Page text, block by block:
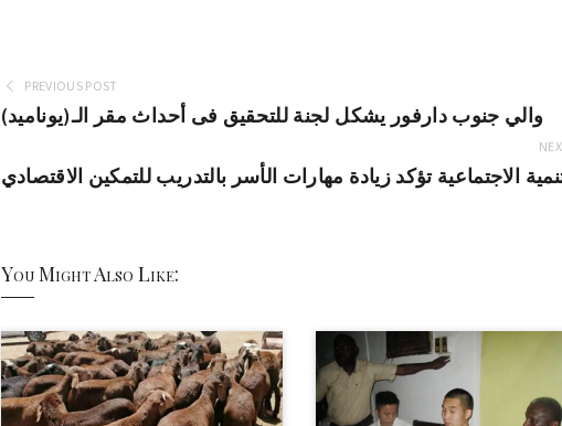
PREVIOUS POST
والي جنوب دارفور يشكل لجنة للتحقيق فى أحداث مقر الـ(يوناميد)
الاجتماعية تؤكد زيادة مهارات الأسر بالتدريب للتمكين الاقتصادي
You Might Also Like: